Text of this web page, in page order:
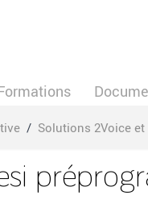
/ Solutions 2Voice et